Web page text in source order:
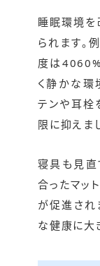
睡眠環境を
られます。
度は4060%
く静かな環
テンや耳栓
限に抑えま
寝具も見直
合ったマッ
が促進され
な健康に大